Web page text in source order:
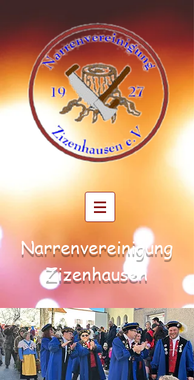
Narrenvereinigung
Zizenhausen